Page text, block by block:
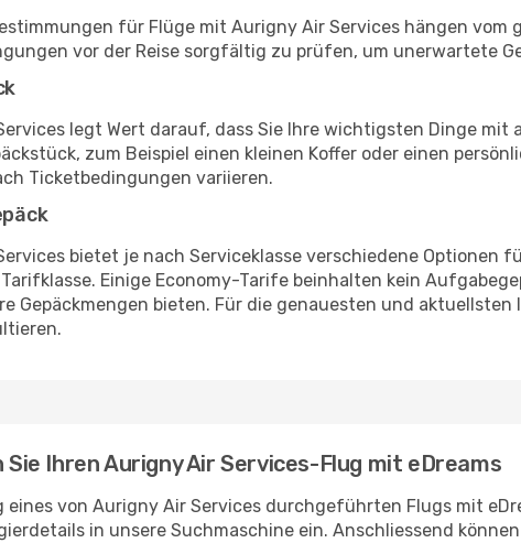
für Flüge mit Aurigny Air Services hängen
vor der Reise sorgfältig zu prüfen, um unerwartete
legt Wert darauf, dass Sie Ihre wichtigsten Dinge
zum Beispiel einen kleinen Koffer oder einen
Ticketbedingungen variieren.
bietet je nach Serviceklasse verschiedene Optionen
Einige Economy-Tarife beinhalten kein
Gepäckmengen bieten. Für die genauesten und
Sie Ihren Aurigny Air Services-Flug mit eDreams
eines von Aurigny Air Services durchgeführten Flugs mit
in unsere Suchmaschine ein. Anschliessend